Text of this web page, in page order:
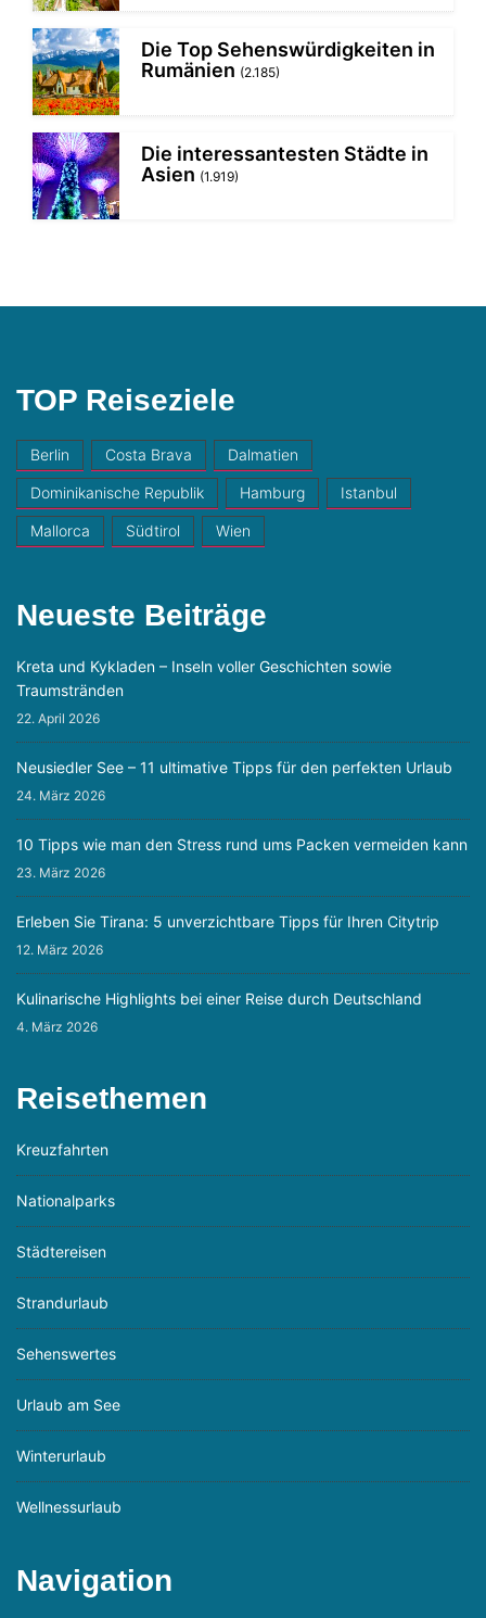
Die Top Sehenswürdigkeiten in
Rumänien (2.185)
Die interessantesten Städte in
Asien (1.919)
TOP Reiseziele
Berlin Costa Brava Dalmatien
Dominikanische Republik Hamburg Istanbul
Mallorca Südtirol Wien
Neueste Beiträge
Kreta und Kykladen – Inseln voller Geschichten sowie
Traumstränden
22. April 2026
Neusiedler See – 11 ultimative Tipps für den perfekten Urlaub
24. März 2026
10 Tipps wie man den Stress rund ums Packen vermeiden kann
23. März 2026
Erleben Sie Tirana: 5 unverzichtbare Tipps für Ihren Citytrip
12. März 2026
Kulinarische Highlights bei einer Reise durch Deutschland
4. März 2026
Reisethemen
Kreuzfahrten
Nationalparks
Städtereisen
Strandurlaub
Sehenswertes
Urlaub am See
Winterurlaub
Wellnessurlaub
Navigation